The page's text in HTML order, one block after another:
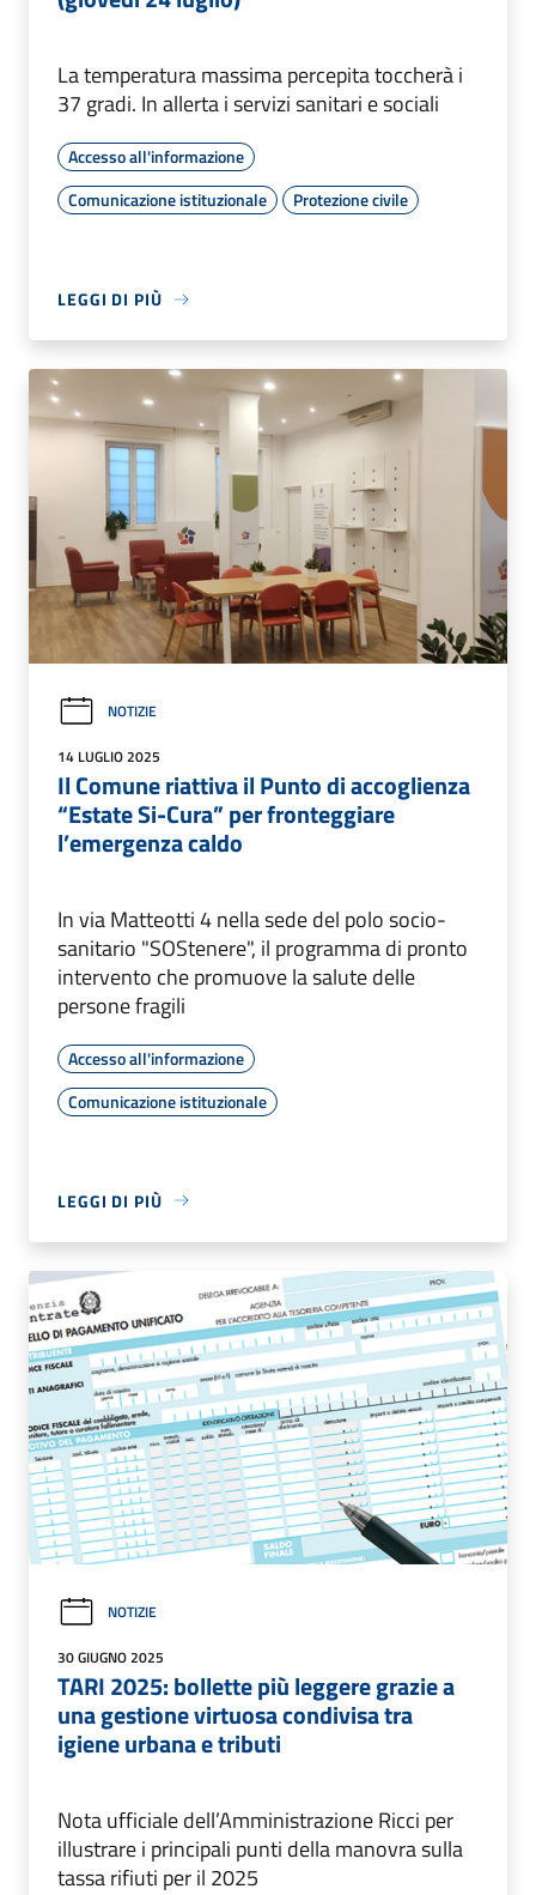
La temperatura massima percepita toccherà i
37 gradi. In allerta i servizi sanitari e sociali
Accesso all'informazione
Comunicazione istituzionale
Protezione civile
LEGGI DI PIÙ
NOTIZIE
14 LUGLIO 2025
Il Comune riattiva il Punto di accoglienza
“Estate Si-Cura” per fronteggiare
l’emergenza caldo
In via Matteotti 4 nella sede del polo socio-
sanitario "SOStenere", il programma di pronto
intervento che promuove la salute delle
persone fragili
Accesso all'informazione
Comunicazione istituzionale
LEGGI DI PIÙ
NOTIZIE
30 GIUGNO 2025
TARI 2025: bollette più leggere grazie a
una gestione virtuosa condivisa tra
igiene urbana e tributi
Nota ufficiale dell’Amministrazione Ricci per
illustrare i principali punti della manovra sulla
tassa rifiuti per il 2025